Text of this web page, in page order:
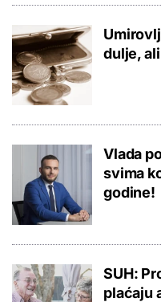
dulje,
Vlada
svima
godine!
SUH:
plaćaju